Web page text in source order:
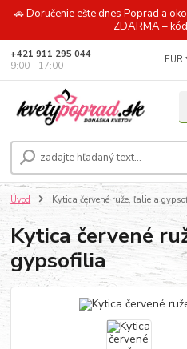
🚗 Doručenie ešte dnes Poprad a
ZDARMA –
EUR
+421 911 295 044
9:00 - 17:00
Úvod Kytica červené ruže, ľalie a
Kytica červené
gypsofilia